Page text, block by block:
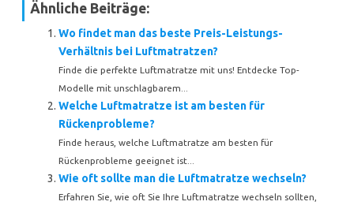
Ähnliche Beiträge:
Wo findet man das beste Preis-Leistungs-
Verhältnis bei Luftmatratzen?
Finde die perfekte Luftmatratze mit uns! Entdecke Top-
Modelle mit unschlagbarem...
Welche Luftmatratze ist am besten für
Rückenprobleme?
Finde heraus, welche Luftmatratze am besten für
Rückenprobleme geeignet ist...
Wie oft sollte man die Luftmatratze wechseln?
Erfahren Sie, wie oft Sie Ihre Luftmatratze wechseln sollten,